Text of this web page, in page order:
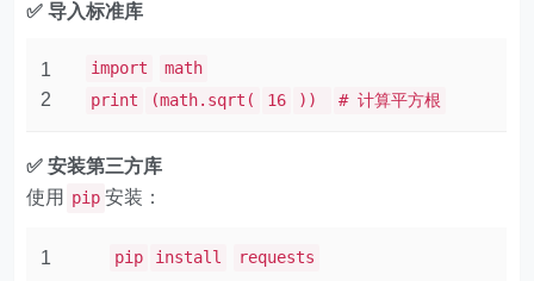
✅ 导入标准库
1
2
import
math
print
(math.sqrt( 16 )) # 计算平方根
✅ 安装第三方库
使用
pip 安装：
1 pip install requests